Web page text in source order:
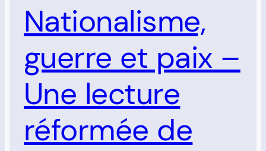
Nationalisme,
guerre et paix –
Une lecture
réformée de